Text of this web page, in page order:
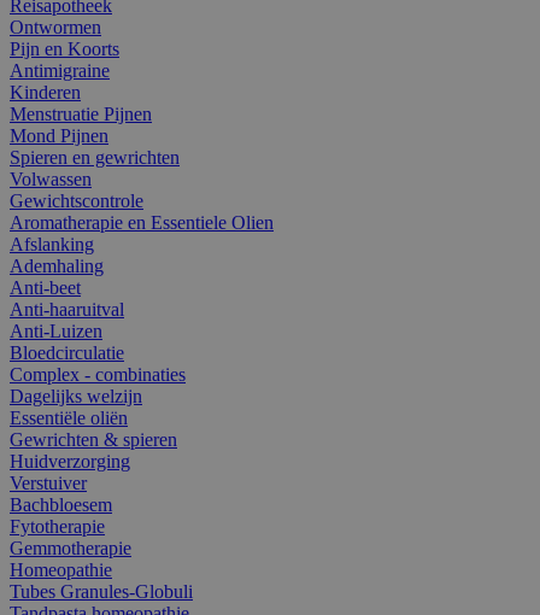
Reisapotheek
Ontwormen
Pijn en Koorts
Antimigraine
Kinderen
Menstruatie Pijnen
Mond Pijnen
Spieren en gewrichten
Volwassen
Gewichtscontrole
Aromatherapie en Essentiele Olien
Afslanking
Ademhaling
Anti-beet
Anti-haaruitval
Anti-Luizen
Bloedcirculatie
Complex - combinaties
Dagelijks welzijn
Essentiële oliën
Gewrichten & spieren
Huidverzorging
Verstuiver
Bachbloesem
Fytotherapie
Gemmotherapie
Homeopathie
Tubes Granules-Globuli